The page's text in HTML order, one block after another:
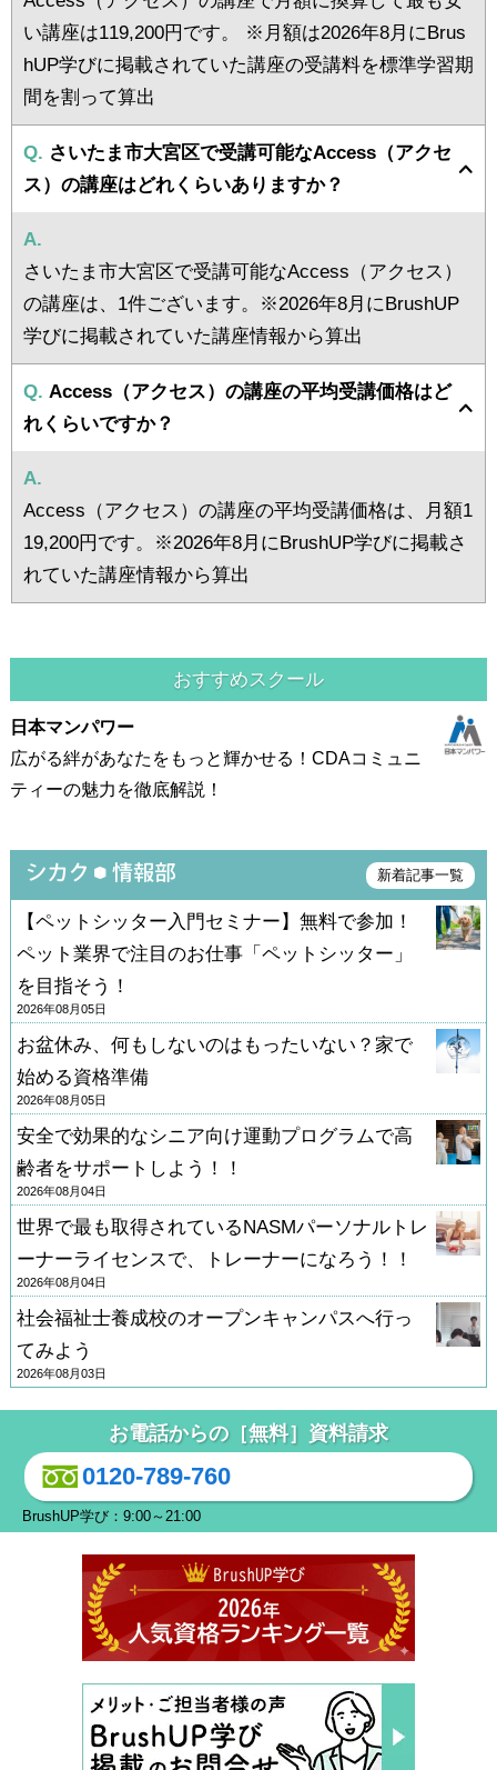
い講座は119,200円です。 ※月額は2026年8月にBrus
hUP学びに掲載されていた講座の受講料を標準学習期
間を割って算出
Q. さいたま市大宮区で受講可能なAccess（アクセ
ス）の講座はどれくらいありますか？
A.
さいたま市大宮区で受講可能なAccess（アクセス）
の講座は、1件ございます。※2026年8月にBrushUP
学びに掲載されていた講座情報から算出
Q. Access（アクセス）の講座の平均受講価格はど
れくらいですか？
A.
Access（アクセス）の講座の平均受講価格は、月額1
19,200円です。※2026年8月にBrushUP学びに掲載さ
れていた講座情報から算出
おすすめスクール
日本マンパワー
広がる絆があなたをもっと輝かせる！CDAコミュニ
ティーの魅力を徹底解説！
新着記事一覧
【ペットシッター入門セミナー】無料で参加！
ペット業界で注目のお仕事「ペットシッター」
を目指そう！
2026年08月05日
お盆休み、何もしないのはもったいない？家で
始める資格準備
2026年08月05日
安全で効果的なシニア向け運動プログラムで高
齢者をサポートしよう！！
2026年08月04日
世界で最も取得されているNASMパーソナルトレ
ーナーライセンスで、トレーナーになろう！！
2026年08月04日
社会福祉士養成校のオープンキャンパスへ行っ
てみよう
2026年08月03日
お電話からの［無料］資料請求
0120-789-760
BrushUP学び：9:00～21:00